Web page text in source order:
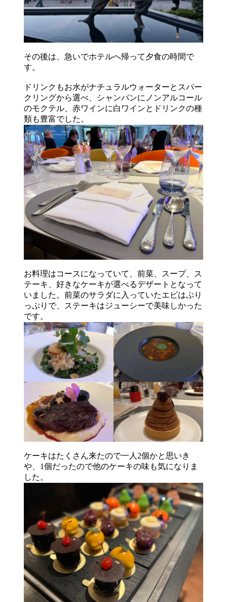
その後は、急いでホテルへ帰って夕食の時間で
す。
ドリンクもお水がナチュラルウォーターとスパー
クリングから選べ、シャンパンにノンアルコール
のモクテル、赤ワインに白ワインとドリンクの種
類も豊富でした。
お料理はコースになっていて、前菜、スープ、ス
テーキ、好きなケーキが選べるデザートとなって
いました。前菜のサラダに入っていたエビはぷり
っぷりで、ステーキはジューシーで美味しかった
です。
ケーキはたくさん来たので一人2個かと思いき
や、1個だったので他のケーキの味も気になりま
した。